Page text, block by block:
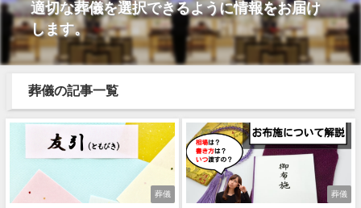
適切な葬儀を選択できるように情報をお届け
します。
葬儀の記事一覧
葬儀 葬儀